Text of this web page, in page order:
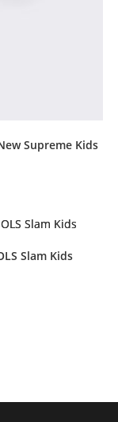
Supreme Kids
Slam Kids